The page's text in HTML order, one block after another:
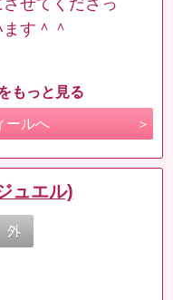
す＾＾
もっと見る
ールへ
ュエル)